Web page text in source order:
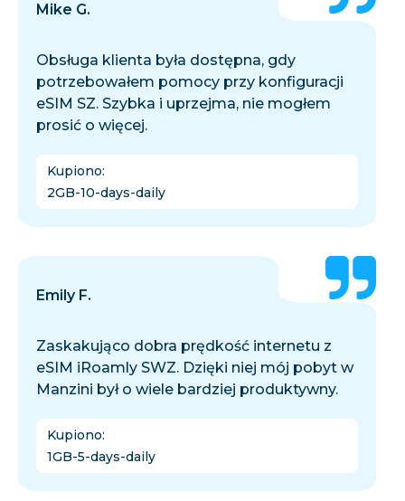
Mike G.
Obsługa klienta była dostępna, gdy
potrzebowałem pomocy przy konfiguracji
eSIM SZ. Szybka i uprzejma, nie mogłem
prosić o więcej.
Kupiono:
2GB-10-days-daily
Emily F.
Zaskakująco dobra prędkość internetu z
eSIM iRoamly SWZ. Dzięki niej mój pobyt w
Manzini był o wiele bardziej produktywny.
Kupiono:
1GB-5-days-daily